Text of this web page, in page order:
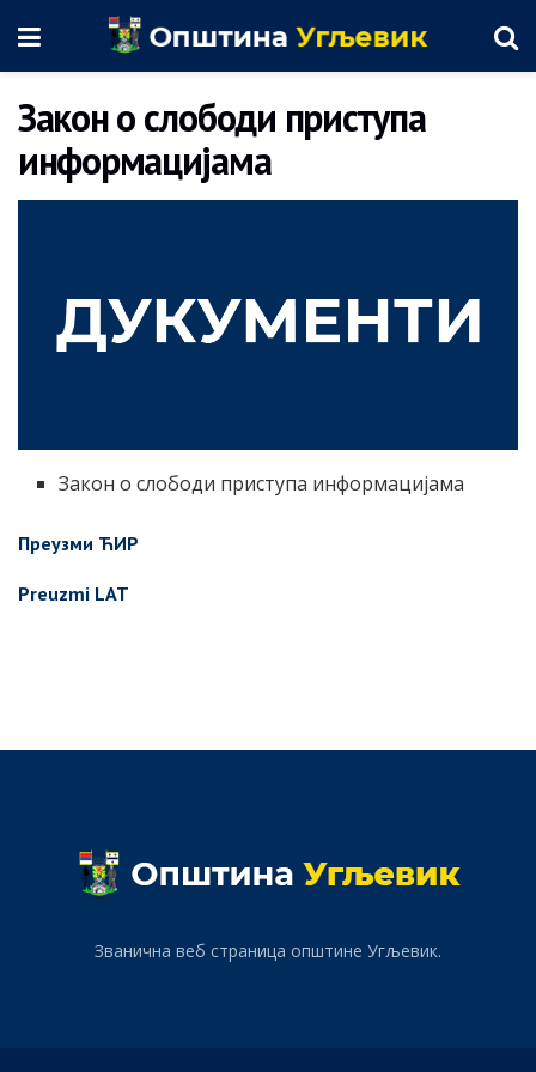
Закон о слободи приступа
информацијама
Закон о слободи приступа информацијама
Преузми ЋИР
Preuzmi LAT
Званична веб страница општине Угљевик.